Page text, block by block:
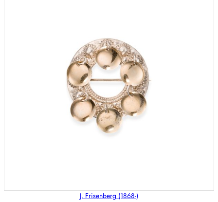
J. Frisenberg (1868-)